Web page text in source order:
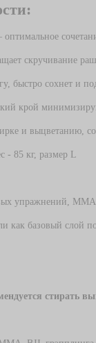
скручивание
быстро сохнет и
крой
и выцветанию,
- 85 кг, размер L
упражнений,
как базовый
стирать